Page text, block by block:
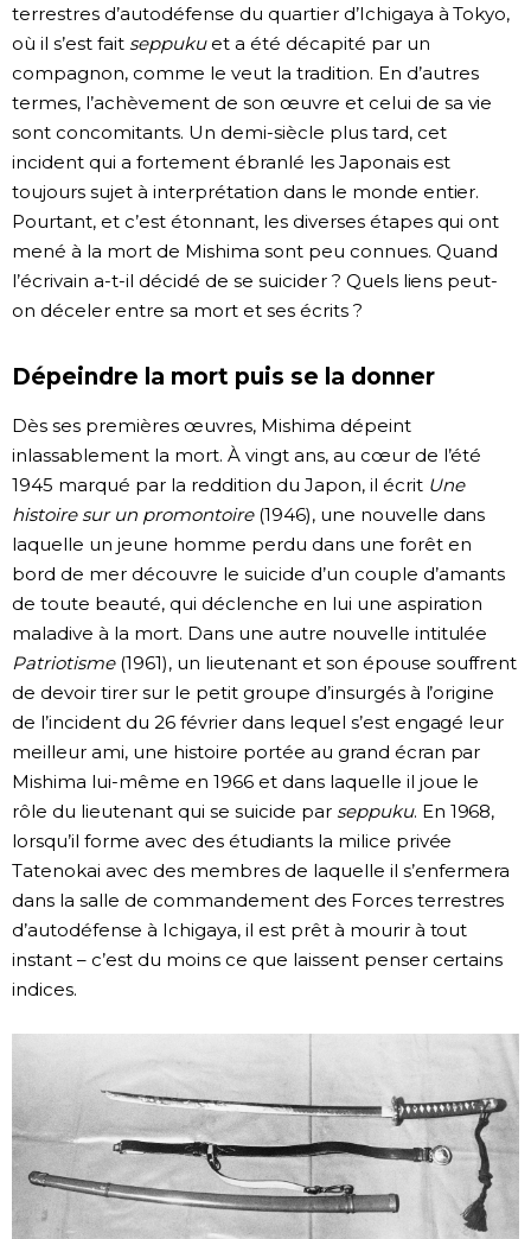
terrestres d’autodéfense du quartier d’Ichigaya à Tokyo,
où il s’est fait seppukuet a été décapité par un
compagnon, comme le veut la tradition. En d’autres
termes, l’achèvement de son œuvre et celui de sa vie
sont concomitants. Un demi-siècle plus tard, cet
incident qui a fortement ébranlé les Japonais est
toujours sujet à interprétation dans le monde entier.
Pourtant, et c’est étonnant, les diverses étapes qui ont
mené à la mort de Mishima sont peu connues. Quand
l’écrivain a-t-il décidé de se suicider ? Quels liens peut-
on déceler entre sa mort et ses écrits ?
Dépeindre la mort puis se la donner
Dès ses premières œuvres, Mishima dépeint
inlassablement la mort. À vingt ans, au cœur de l’été
1945 marqué par la reddition du Japon, il écrit Une
histoire sur un promontoire(1946), une nouvelle dans
laquelle un jeune homme perdu dans une forêt en
bord de mer découvre le suicide d’un couple d’amants
de toute beauté, qui déclenche en lui une aspiration
maladive à la mort. Dans une autre nouvelle intitulée
Patriotisme (1961), un lieutenant et son épouse souffrent
de devoir tirer sur le petit groupe d’insurgés à l’origine
de l’incident du 26 février dans lequel s’est engagé leur
meilleur ami, une histoire portée au grand écran par
Mishima lui-même en 1966 et dans laquelle il joue le
rôle du lieutenant qui se suicide par seppuku. En 1968,
lorsqu’il forme avec des étudiants la milice privée
Tatenokai avec des membres de laquelle il s’enfermera
dans la salle de commandement des Forces terrestres
d’autodéfense à Ichigaya, il est prêt à mourir à tout
instant – c’est du moins ce que laissent penser certains
indices.